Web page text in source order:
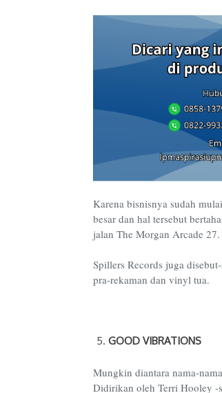
Karena bisnisnya sudah
besar dan hal tersebut
jalan The Morgan Arcade 27.
Spillers Records juga
pra-rekaman dan vinyl tua.
GOOD VIBRATIONS
Mungkin diantara nama-
Didirikan oleh Terri Hooley -